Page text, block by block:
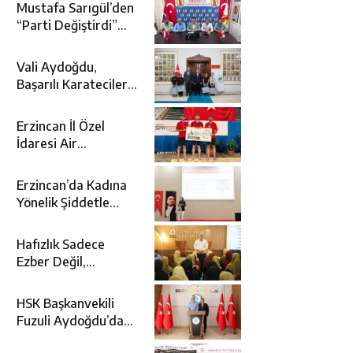
Mustafa Sarıgül’den
“Parti Değiştirdi”
Vali Aydoğdu,
Başarılı Karatecileri
Erzincan İl Özel
İdaresi Air
Türkiye Şampiyonu
Oldu
Erzincan’da Kadına
Yönelik Şiddetle
Kurumlar Bir Araya
Geldi
Hafızlık Sadece
Ezber Değil,
Yaşamaktır
HSK Başkanvekili
Fuzuli Aydoğdu’dan